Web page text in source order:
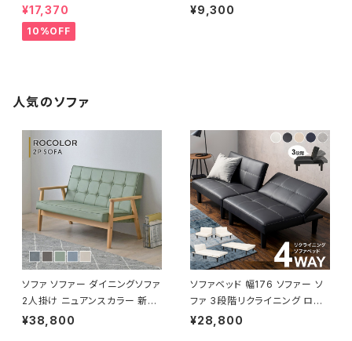
グテーブル 天然木 幅100
¥17,370
10%OFF
ングテーブル 幅105
¥9,300
人気のソファ
ソファ ソファー ダイニングソファ
2人掛け ニュアンスカラー 新生
活 模様替え 幅113.5
¥38,800
ソファベッド 幅176 ソファー ソ
ファ 3段階リクライニング ロー
ソファー 一人暮らし 新生活
¥28,800